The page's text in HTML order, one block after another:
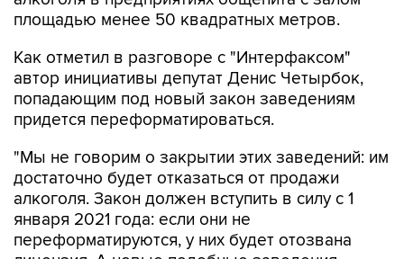
площадью менее 50 квадратных метров.
Как отметил в разговоре с "Интерфаксом"
автор инициативы депутат Денис Четырбок,
попадающим под новый закон заведениям
придется переформатироваться.
"Мы не говорим о закрытии этих заведений: им
достаточно будет отказаться от продажи
алкоголя. Закон должен вступить в силу с 1
января 2021 года: если они не
переформатируются, у них будет отозвана